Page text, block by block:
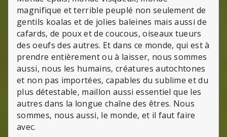
magnifique et terrible peuplé non seulement de
gentils koalas et de jolies baleines mais aussi de
cafards, de poux et de coucous, oiseaux tueurs
des oeufs des autres. Et dans ce monde, qui est à
prendre entièrement ou à laisser, nous sommes
aussi, nous les humains, créatures autochtones
et non pas importées, capables du sublime et du
plus détestable, maillon aussi essentiel que les
autres dans la longue chaîne des êtres. Nous
sommes, nous aussi, le monde, et il faut faire
avec.